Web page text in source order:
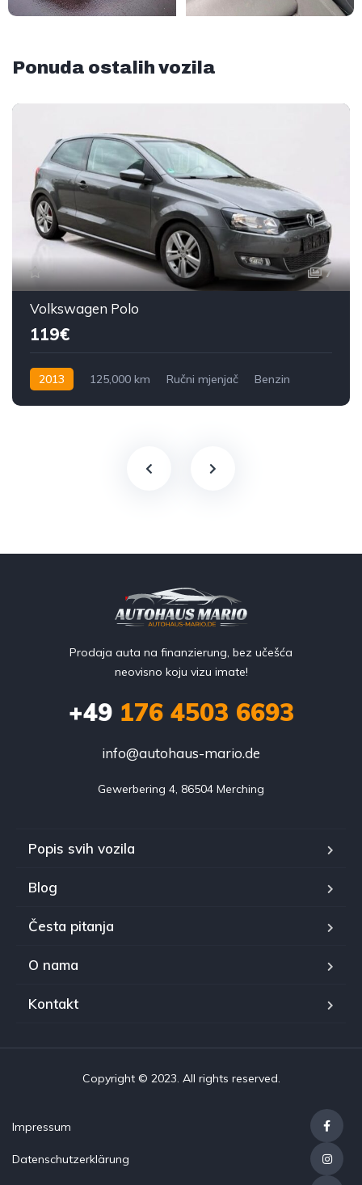
Ponuda ostalih vozila
7
Volkswagen Polo
119€
2013 125,000 km Ručni mjenjač
Benzin
Prodaja auta na finanzierung, bez učešća
neovisno koju vizu imate!
+49176 4503 6693
info@autohaus-mario.de
Gewerbering 4, 86504 Merching
Popis svih vozila
Blog
Česta pitanja
O nama
Kontakt
Copyright © 2023. All rights reserved.
Impressum
Datenschutzerklärung